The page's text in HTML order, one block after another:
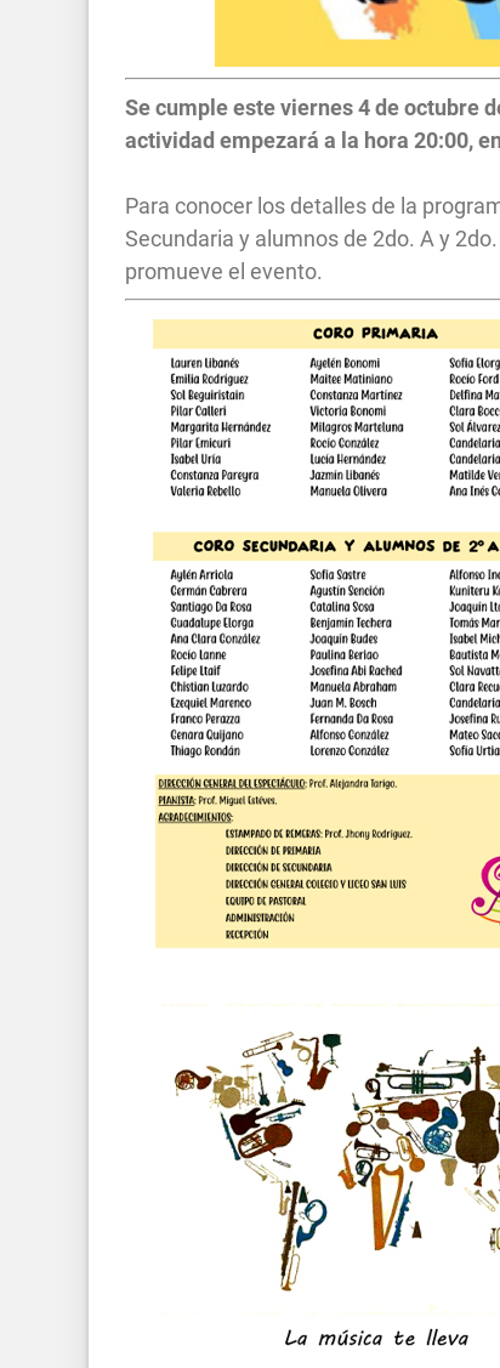
Se cumple este viernes 4 de octubre
actividad empezará a la hora 20:00,
Para conocer los detalles de la
Secundaria y alumnos de 2do. A y
promueve el evento.